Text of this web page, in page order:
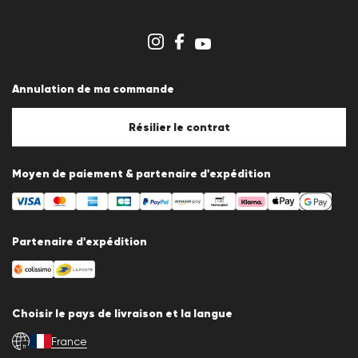
Système de dénonciation
Mentions légales
Politique en matière de cookies
Paramètres des cookies
Annulation de ma commande
Résilier le contrat
Moyen de paiement & partenaire d'expédition
Partenaire d'expédition
Choisir le pays de livraison et la langue
fr France